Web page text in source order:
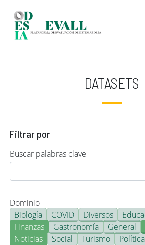
DATASETS
Filtrar por
Buscar palabras clave
Dominio
Biología
COVID Diversos
Finanzas
Gastronomía General
Noticias
Social Turismo Política